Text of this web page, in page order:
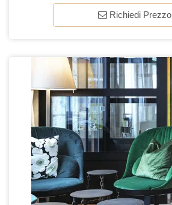
Richiedi Prezzo